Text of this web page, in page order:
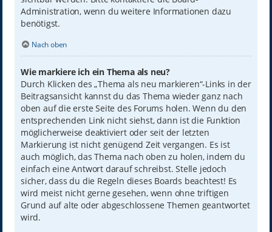
Administration, wenn du weitere Informationen dazu
benötigst.
Nach oben
Wie markiere ich ein Thema als neu?
Durch Klicken des „Thema als neu markieren“-Links in der
Beitragsansicht kannst du das Thema wieder ganz nach
oben auf die erste Seite des Forums holen. Wenn du den
entsprechenden Link nicht siehst, dann ist die Funktion
möglicherweise deaktiviert oder seit der letzten
Markierung ist nicht genügend Zeit vergangen. Es ist
auch möglich, das Thema nach oben zu holen, indem du
einfach eine Antwort darauf schreibst. Stelle jedoch
sicher, dass du die Regeln dieses Boards beachtest! Es
wird meist nicht gerne gesehen, wenn ohne triftigen
Grund auf alte oder abgeschlossene Themen geantwortet
wird.